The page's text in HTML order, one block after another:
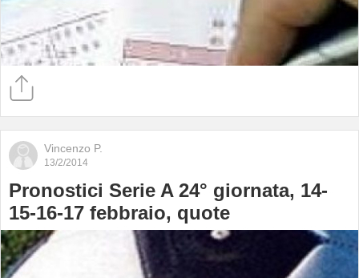
Vincenzo P.
13/2/2014
Pronostici Serie A 24° giornata, 14-
15-16-17 febbraio, quote